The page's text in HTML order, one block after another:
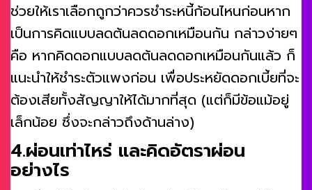
ช่วยให้เราเลือกถูกว่าควรชำระหนี้ก้อนไหนก่อนหาก
เป็นการคิดแบบลดต้นลดดอกเหมือนกัน กล่าวง่ายๆ
คือ หากคิดดอกแบบลดต้นลดดอกเหมือนกันแล้ว ก็
แนะนำให้ชำระตัวแพงก่อน เพื่อประหยัดดอกเบี้ยที่จะ
ต้องเสียทั้งสัญญาให้ได้มากที่สุด (แต่ก็มีข้อแม้อยู่
เล็กน้อย ซึ่งจะกล่าวถึงด้านล่าง)
4.ผ่อนเท่าไหร่ และคิดอัตราผ่อน
อย่างไร